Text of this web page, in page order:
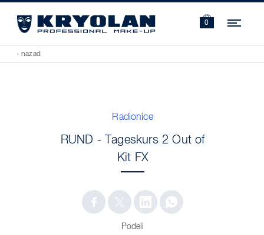
0
‹ nazad
Radionice
RUND - Tageskurs 2 Out of
Kit FX
Podeli